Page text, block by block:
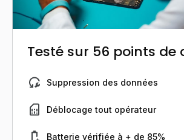
Testé sur 56 points de
Suppression des données
Déblocage tout opérateur
Batterie vérifiée à + de 85%